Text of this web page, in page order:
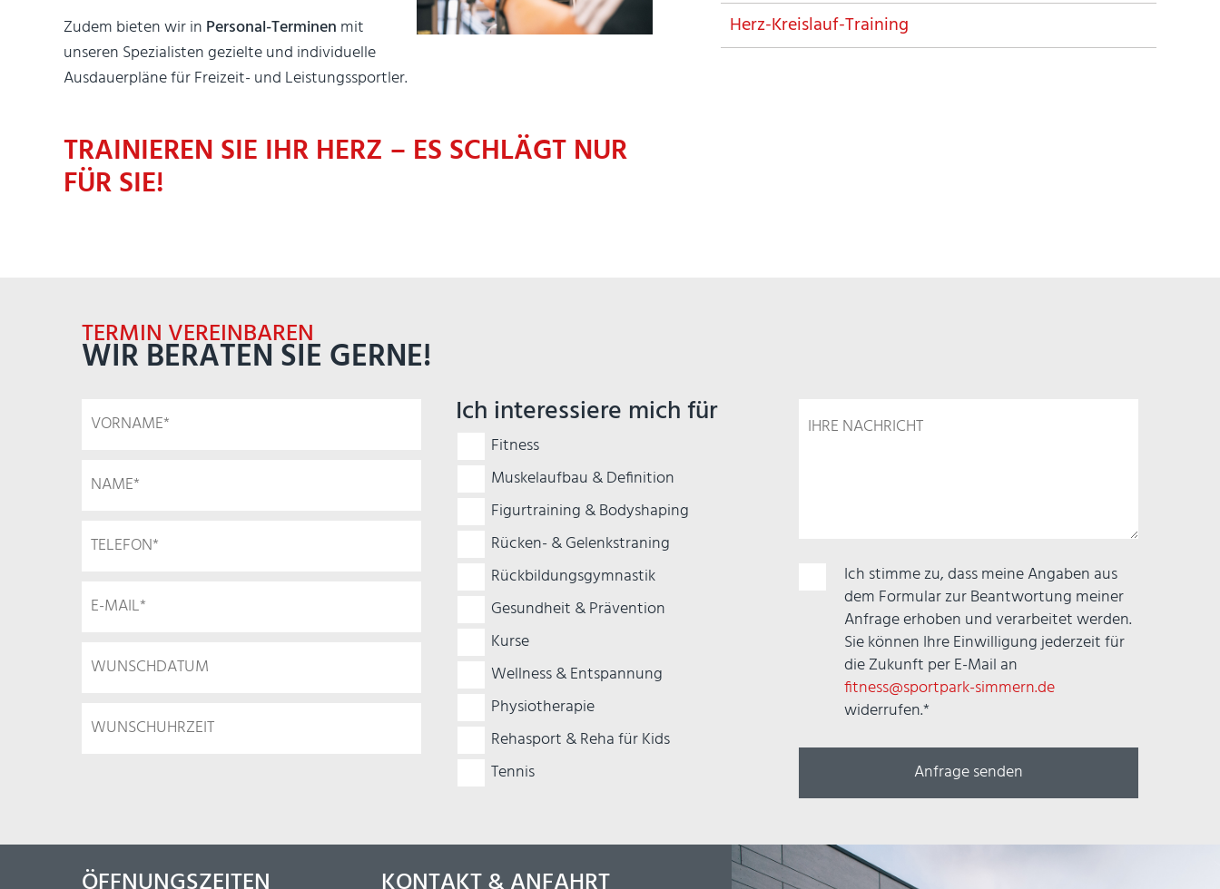
Zudem bieten wir in Personal-Terminen mit
unseren Spezialisten gezielte und individuelle
Ausdauerpläne für Freizeit- und Leistungssportler.
TRAINIEREN SIE IHR HERZ – ES SCHLÄGT NUR
FÜR SIE!
Herz-Kreislauf-Training
TERMIN VEREINBAREN
WIR BERATEN SIE GERNE!
Ich interessiere mich für
Fitness
Muskelaufbau & Definition
Figurtraining & Bodyshaping
Rücken- & Gelenkstraning
Rückbildungsgymnastik
Gesundheit & Prävention
Kurse
Wellness & Entspannung
Physiotherapie
Rehasport & Reha für Kids
Tennis
PflichtfeldIch stimme zu, dass meine Angaben aus
dem Formular zur Beantwortung meiner
Anfrage erhoben und verarbeitet werden.
Sie können Ihre Einwilligung jederzeit für
die Zukunft per E-Mail an
fitness@sportpark-simmern.de
widerrufen.*